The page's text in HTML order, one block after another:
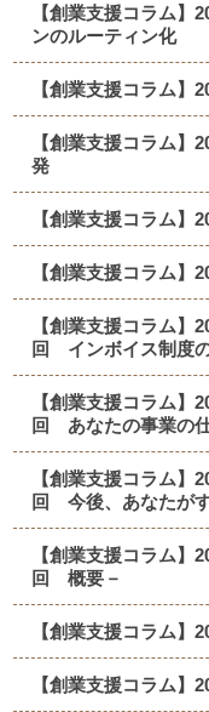
【創業支援コラム
ンのルーティン化
【創業支援コラム
【創業支援コラム
発
【創業支援コラム
【創業支援コラム
【創業支援コラム
回 インボイス制度
【創業支援コラム
回 あなたの事業の
【創業支援コラム
回 今後、あなたが
【創業支援コラム
回 概要－
【創業支援コラム
【創業支援コラム